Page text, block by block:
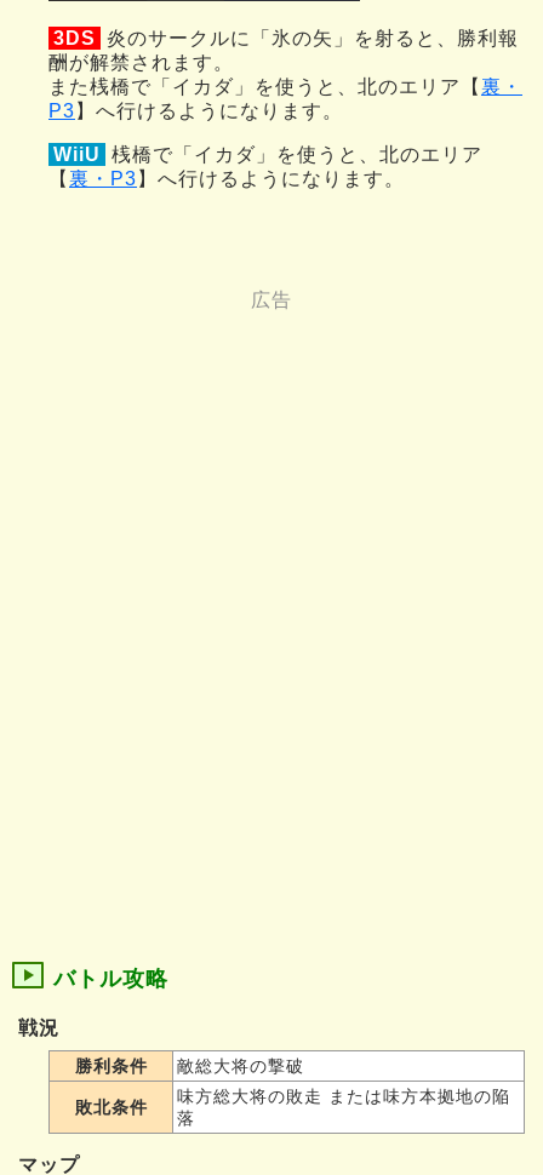
3DS
炎のサークルに「氷の矢」を射ると、勝利報
酬が解禁されます。
また桟橋で「イカダ」を使うと、北のエリア【 裏・
P3 】へ行けるようになります。
WiiU
桟橋で「イカダ」を使うと、北のエリア
【 裏・P3 】へ行けるようになります。
バトル攻略
戦況
勝利条件 敵総大将の撃破
敗北条件
味方総大将の敗走 または味方本拠地の陥
落
マップ